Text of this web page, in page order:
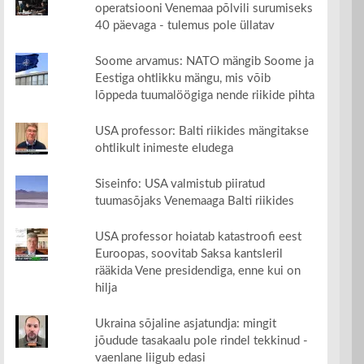
operatsiooni Venemaa põlvili surumiseks
40 päevaga - tulemus pole üllatav
Soome arvamus: NATO mängib Soome ja
Eestiga ohtlikku mängu, mis võib
lõppeda tuumalöögiga nende riikide pihta
USA professor: Balti riikides mängitakse
ohtlikult inimeste eludega
Siseinfo: USA valmistub piiratud
tuumasõjaks Venemaaga Balti riikides
USA professor hoiatab katastroofi eest
Euroopas, soovitab Saksa kantsleril
rääkida Vene presidendiga, enne kui on
hilja
Ukraina sõjaline asjatundja: mingit
jõudude tasakaalu pole rindel tekkinud -
vaenlane liigub edasi